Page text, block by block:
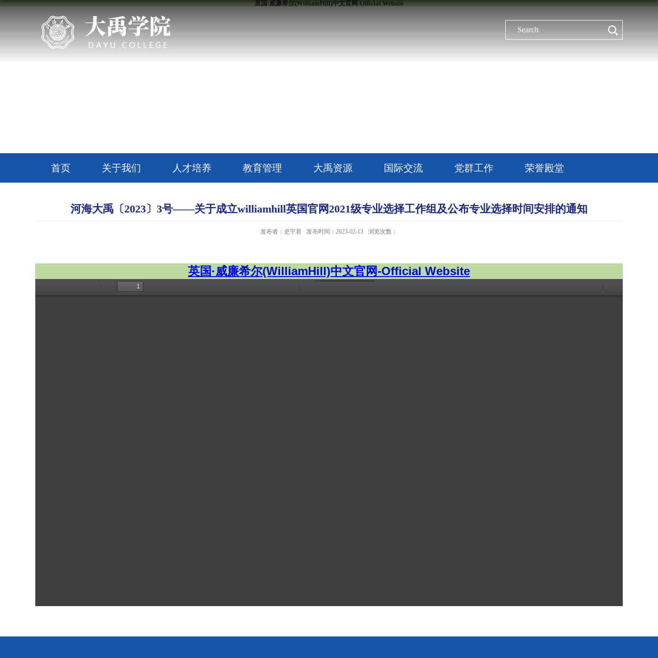
英国·威廉希尔(WilliamHill)中文官网-Official Website
首页 关于我们 人才培养 教育管理 大禹资源 国际交流 党群工作 荣誉殿堂
河海大禹〔2023〕3号——关于成立williamhill英国官网2021级专业选择工作组及公布专业选择时间安排的通知
发布者：史宇君 发布时间：2023-02-13 浏览次数：